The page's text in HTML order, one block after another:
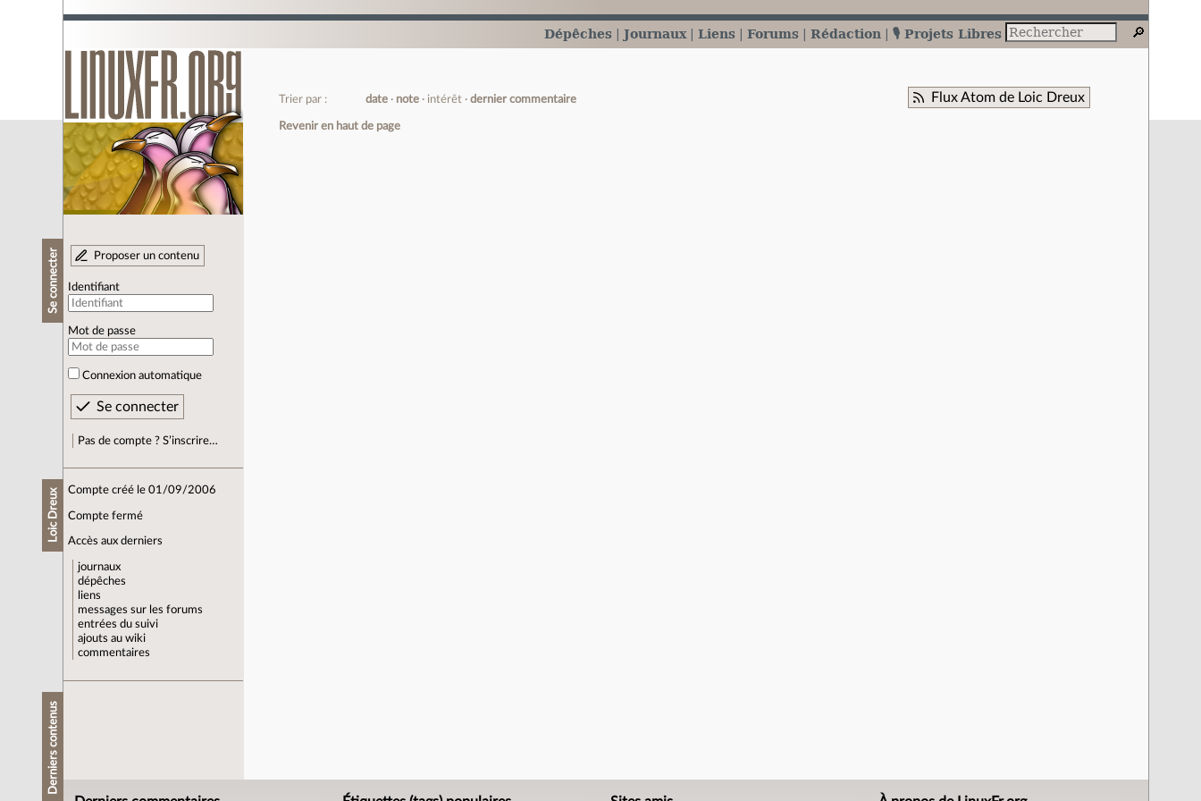
Dépêches Journaux Liens Forums Rédaction 🎙️ Projets Libres
Se connecter Proposer un contenu
Identifiant
Mot de passe
Connexion automatique
Pas de compte ? S’inscrire…
Loic Dreux Compte créé le 01/09/2006
Compte fermé
Accès aux derniers
journaux
dépêches
liens
messages sur les forums
entrées du suivi
ajouts au wiki
commentaires
Derniers contenus
Flux Atom de Loic Dreux
Trier par : date note intérêt dernier commentaire
Revenir en haut de page